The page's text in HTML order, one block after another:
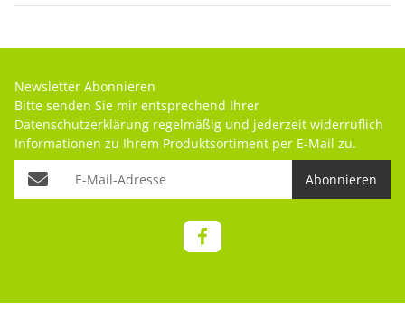
Newsletter Abonnieren
Bitte senden Sie mir entsprechend Ihrer
Datenschutzerklärung regelmäßig und jederzeit widerruflich
Informationen zu Ihrem Produktsortiment per E-Mail zu.
Abonnieren